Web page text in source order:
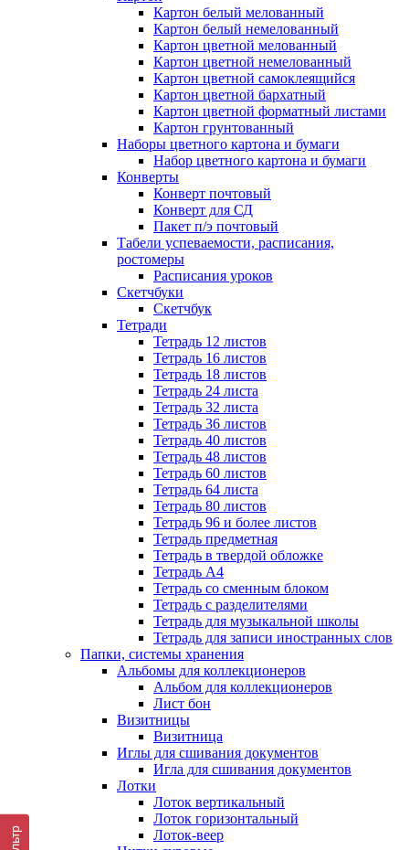
Картон белый мелованный
Картон белый немелованный
Картон цветной мелованный
Картон цветной немелованный
Картон цветной самоклеящийся
Картон цветной бархатный
Картон цветной форматный листами
Картон грунтованный
Наборы цветного картона и бумаги
Набор цветного картона и бумаги
Конверты
Конверт почтовый
Конверт для СД
Пакет п/э почтовый
Табели успеваемости, расписания,
ростомеры
Расписания уроков
Скетчбуки
Скетчбук
Тетради
Тетрадь 12 листов
Тетрадь 16 листов
Тетрадь 18 листов
Тетрадь 24 листа
Тетрадь 32 листа
Тетрадь 36 листов
Тетрадь 40 листов
Тетрадь 48 листов
Тетрадь 60 листов
Тетрадь 64 листа
Тетрадь 80 листов
Тетрадь 96 и более листов
Тетрадь предметная
Тетрадь в твердой обложке
Тетрадь А4
Тетрадь со сменным блоком
Тетрадь с разделителями
Тетрадь для музыкальной школы
Тетрадь для записи иностранных слов
Папки, системы хранения
Альбомы для коллекционеров
Альбом для коллекционеров
Лист бон
Визитницы
Визитница
Иглы для сшивания документов
Игла для сшивания документов
Лотки
Лоток вертикальный
Лоток горизонтальный
Лоток-веер